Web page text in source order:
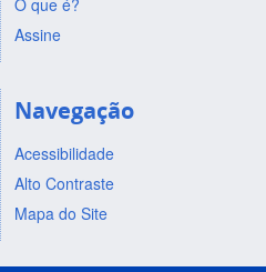
Assine
Navegação
Acessibilidade
Alto Contraste
Mapa do Site